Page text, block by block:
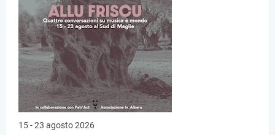
15 - 23 agosto 2026